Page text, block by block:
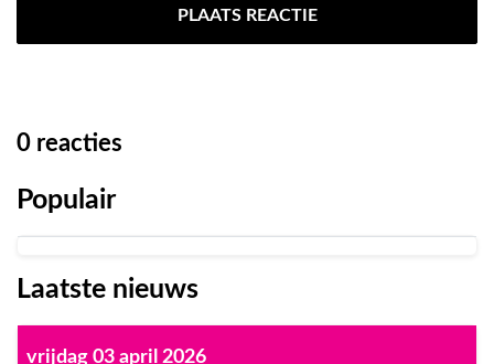
PLAATS REACTIE
0 reacties
Populair
Laatste nieuws
vrijdag 03 april 2026